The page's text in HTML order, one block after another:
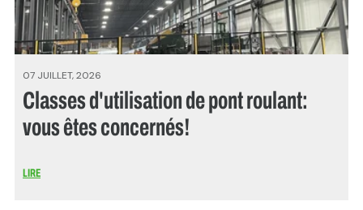
07 JUILLET, 2026
Classes d'utilisation de pont roulant:
vous êtes concernés!
LIRE